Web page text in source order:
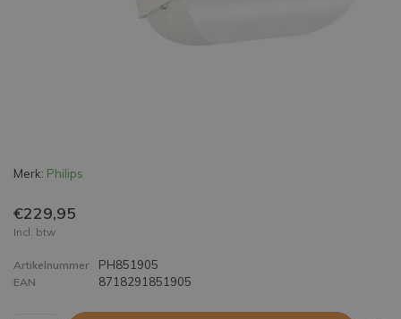
Merk: Philips
€229,95
Incl. btw
Artikelnummer PH851905
EAN 8718291851905